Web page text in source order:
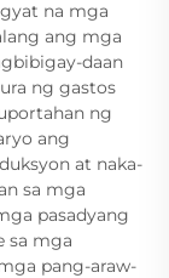
na mga
ang mga
daan
ng gastos
ng
ang
at naka-
sa mga
pasadyang
sa mga
pang-araw-